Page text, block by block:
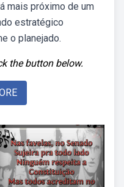
mais próximo de um
estratégico
o planejado.
the button below.